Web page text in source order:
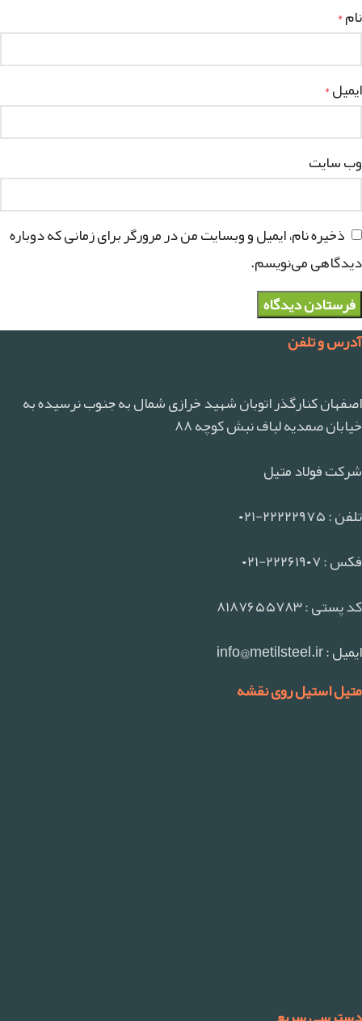
نام*
ایمیل*
وب‌ سایت
ذخیره نام، ایمیل و وبسایت من در مرورگر برای زمانی که دوباره
دیدگاهی می‌نویسم.
آدرس و تلفن
اصفهان کنارگذر اتوبان شهید خرازی شمال به جنوب نرسیده به
خیابان صمدیه لباف نبش کوچه ۸۸
شرکت فولاد متیل
تلفن : ۲۲۲۲۲۹۷۵-۰۲۱
فکس : ۲۲۲۶۱۹۰۷-۰۲۱
کد پستی : ۸۱۸۷۶۵۵۷۸۳
ایمیل : info@metilsteel.ir
متیل استیل روی نقشه